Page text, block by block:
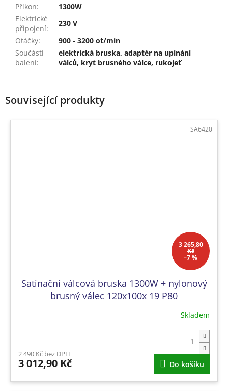
Související produkty
3 265,80
Kč
–7 %
Satinační válcová bruska 1300W + nylonový
brusný válec 120x100x 19 P80
Skladem
2 490 Kč bez DPH
3 012,90 Kč Do košíku
SA6420
Příkon:
1300W
Elektrické
připojení:
230 V
Otáčky:
900 - 3200 ot/min
Součástí
balení:
elektrická bruska, adaptér na upínání
válců, kryt brusného válce, rukojeť